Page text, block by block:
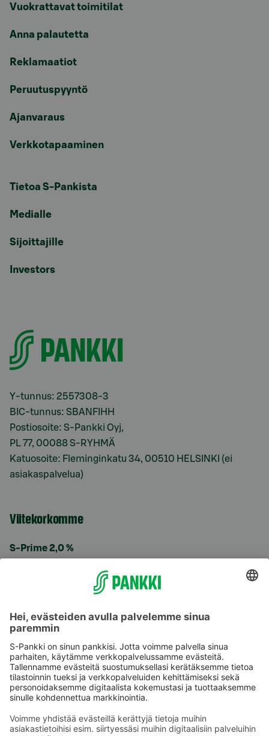
Vuokrattavat toimitilat
Anna palautetta
Reklamaatiot
Peruutuspyyntö
Ajanvaraus
Verkkotapaaminen
Tietoa S-Pankista
Medialle
Sijoittajille
Investors
Y-tunnus: 2557308-3
BIC-tunnus: SBANFIHH
Postiosoite: S-Pankki Oyj,
PL 77, 00088 S-RYHMÄ
Katuosoite: Fleminginkatu 34, 00510 HELSINKI (ei
asiakaspalvelua)
Viitekorkomme
S-Prime 2,0 %
Käyttöehdot